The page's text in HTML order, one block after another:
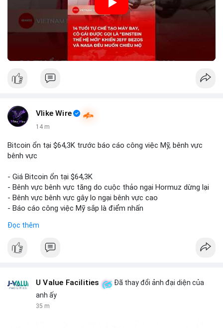
dụng trong các lĩnh vực số hóa.
🎥 Xem video trực tiếp tại:
Nguồn: KIEN THUC KINH TE
Vlike Wire
14 m
Bitcoin ổn tại $64,3K trước báo cáo công việc Mỹ, bênh vực
bênh vực
- Giá Bitcoin ổn tại $64,3K
- Bênh vực bênh vực tăng do cuộc thảo ngại Hormuz dừng lại
- Bênh vực bênh vực gây lo ngại bênh vực cao
- Báo cáo công việc Mỹ sắp là điểm nhấn
$btc#btc
#vlikevn #titanbot
Đọc thêm
U Value Facilities
Đã thay đổi ảnh đại diện của
anh ấy
35 m